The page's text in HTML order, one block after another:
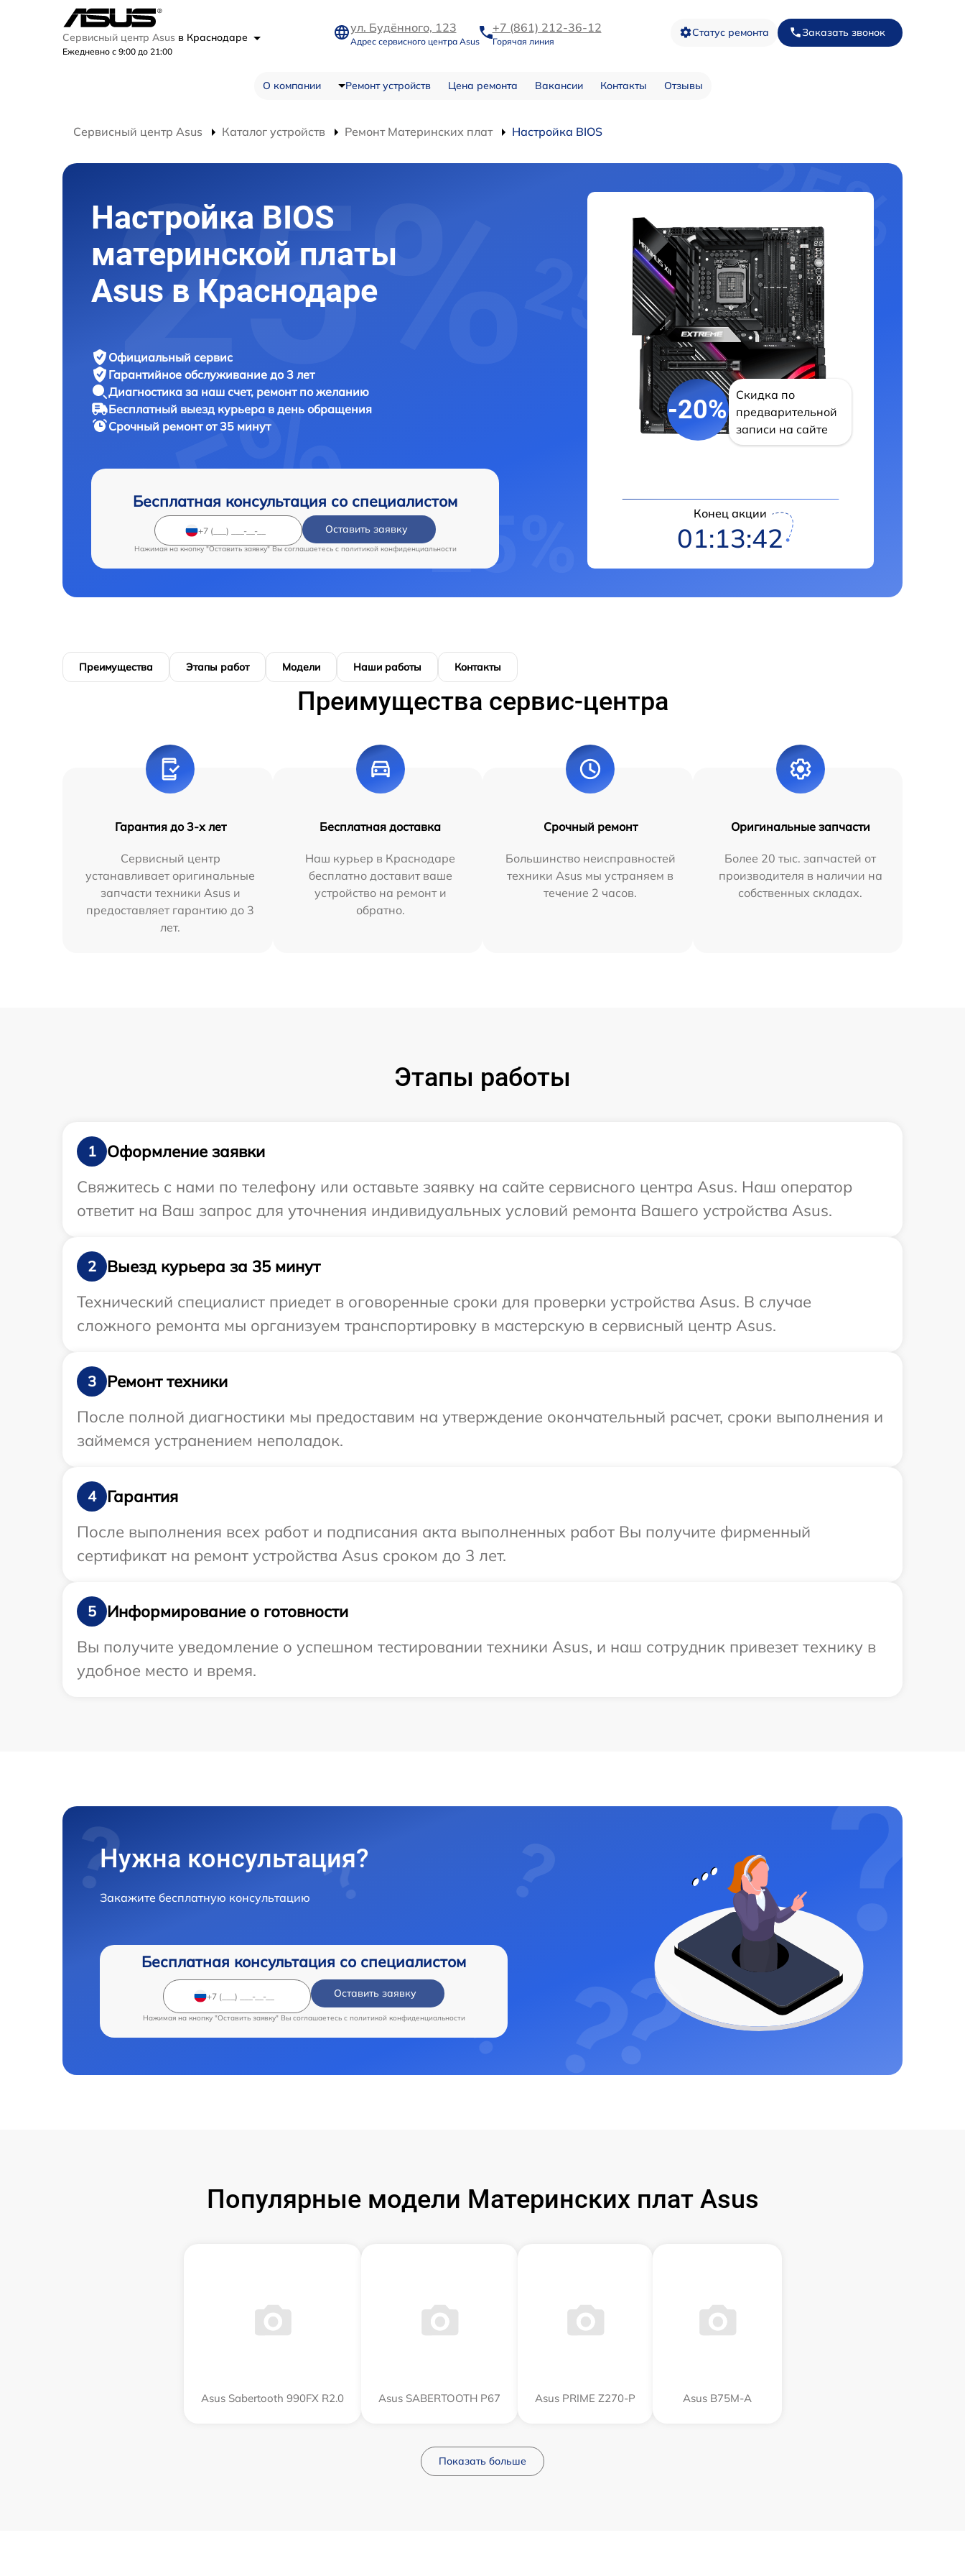
Сервисный центр Asus в Краснодаре
Ежедневно с 9:00 до 21:00
ул. Будённого, 123
Адрес сервисного центра Asus
+7 (861) 212-36-12
Горячая линия
Статус ремонта Заказать звонок
О компании Ремонт устройств Цена ремонта Вакансии Контакты Отзывы
Сервисный центр Asus Каталог устройств Ремонт Материнских плат Настройка BIOS
Настройка BIOS
материнской платы
Asus в Краснодаре
Официальный сервис
Гарантийное обслуживание до 3 лет
Диагностика за наш счет, ремонт по желанию
Бесплатный выезд курьера в день обращения
Срочный ремонтот 35 минут
Бесплатная консультация со специалистом
Оставить заявку
Нажимая на кнопку "Оставить заявку" Вы соглашаетесь c политикой конфиденциальности
-20%
Скидка по
предварительной
записи на сайте
Конец акции
01:13:42
Преимущества Этапы работ Модели Наши работы Контакты
Преимущества сервис-центра
Гарантия до 3-х лет
Сервисный центр
устанавливает оригинальные
запчасти техники Asus и
предоставляет гарантию до 3
лет.
Бесплатная доставка
Наш курьер в Краснодаре
бесплатно доставит ваше
устройство на ремонт и
обратно.
Срочный ремонт
Большинство неисправностей
техники Asus мы устраняем в
течение 2 часов.
Оригинальные запчасти
Более 20 тыс. запчастей от
производителя в наличии на
собственных складах.
Этапы работы
1
Оформление заявки
Свяжитесь с нами по телефону или оставьте заявку на сайте сервисного центра Asus. Наш оператор
ответит на Ваш запрос для уточнения индивидуальных условий ремонта Вашего устройства Asus.
2
Выезд курьера за 35 минут
Технический специалист приедет в оговоренные сроки для проверки устройства Asus. В случае
сложного ремонта мы организуем транспортировку в мастерскую в сервисный центр Asus.
3
Ремонт техники
После полной диагностики мы предоставим на утверждение окончательный расчет, сроки выполнения и
займемся устранением неполадок.
4
Гарантия
После выполнения всех работ и подписания акта выполненных работ Вы получите фирменный
сертификат на ремонт устройства Asus сроком до 3 лет.
5
Информирование о готовности
Вы получите уведомление о успешном тестировании техники Asus, и наш сотрудник привезет технику в
удобное место и время.
Нужна консультация?
Закажите бесплатную консультацию
Бесплатная консультация со специалистом
Оставить заявку
Нажимая на кнопку "Оставить заявку" Вы соглашаетесь c политикой конфиденциальности
Популярные модели Материнских плат Asus
Asus Sabertooth 990FX R2.0 Asus SABERTOOTH P67 Asus PRIME Z270-P Asus B75M-A
Показать больше